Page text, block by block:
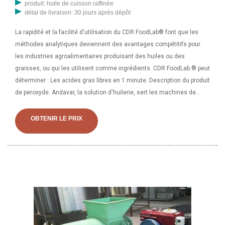
produit: huile de cuisson raffinée
délai de livraison: 30 jours après dépôt
La rapidité et la facilité d'utilisation du CDR FoodLab® font que les
méthodes analytiques deviennent des avantages compétitifs pour
les industries agroalimentaires produisant des huiles ou des
graisses, ou qui les utilisent comme ingrédients. CDR FoodLab ® peut
déterminer : Les acides gras libres en 1 minute. Description du produit
de peroxyde. Andavar, la solution d'huilerie, sert les machines de
ans d'expérience, Andavar, les solutions d'huilerie sont des solutions
de recherche et de développement. Machines de développement (R&
innovante CDR FoodLab® qui simplifie et accélère l'AOCS Official.
Capacité d'huile : 40 L / 10,5 gallons. → Grande chambre pouvant
contenir jusqu'à 40 L (10,5 gallons) d'huile. 1 × machine à filtre à huile
OBTENIR LE PRIX